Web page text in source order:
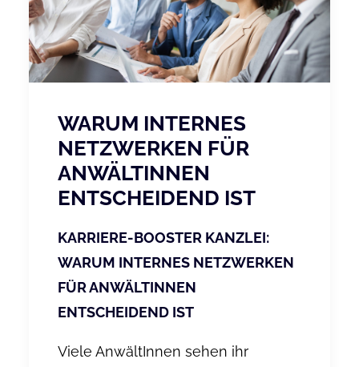
WARUM INTERNES
NETZWERKEN FÜR
ANWÄLTINNEN
ENTSCHEIDEND IST
KARRIERE-BOOSTER KANZLEI:
WARUM INTERNES NETZWERKEN
FÜR ANWÄLTINNEN
ENTSCHEIDEND IST
Viele AnwältInnen sehen ihr